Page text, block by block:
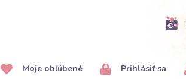
Moje obľúbené Prihlásiť sa